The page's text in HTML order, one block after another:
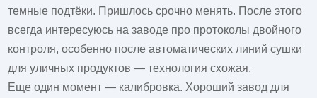
темные подтёки. Пришлось срочно менять. После этого
всегда интересуюсь на заводе про протоколы двойного
контроля, особенно после автоматических линий сушки
для уличных продуктов — технология схожая.
Еще один момент — калибровка. Хороший завод для